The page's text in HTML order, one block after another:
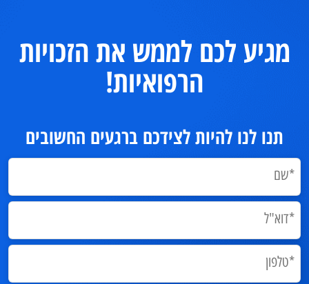
מגיע לכם לממש את הזכויות
הרפואיות!
תנו לנו להיות לצידכם ברגעים החשובים